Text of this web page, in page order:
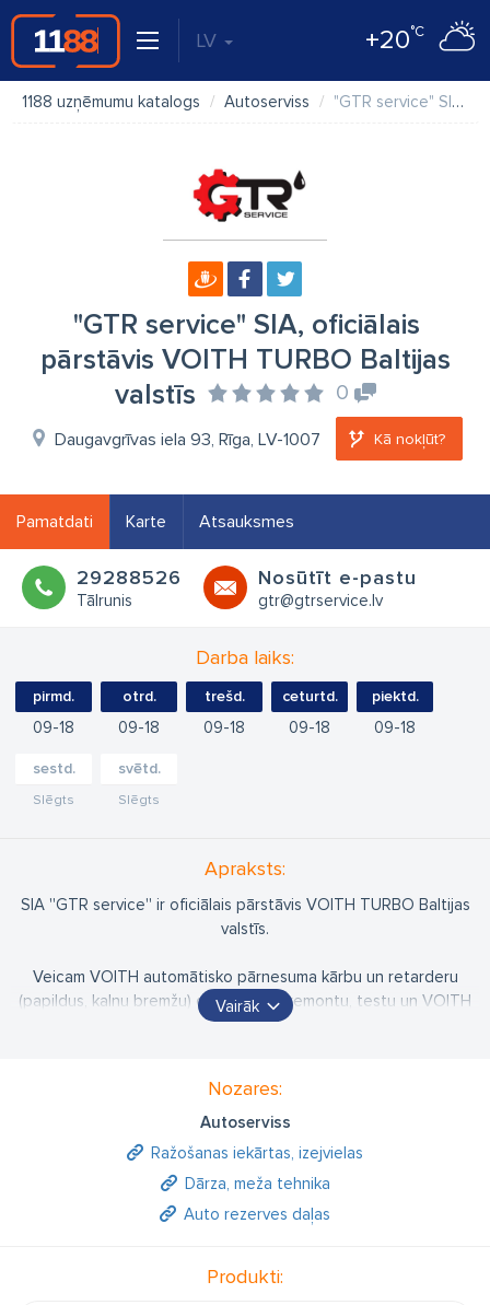
LV +20°C
1188 uzņēmumu katalogs Autoserviss "GTR service" SIA, oficiālais pārstāvis VOITH TURBO Baltijas valstīs
"GTR service" SIA, oficiālais
pārstāvis VOITH TURBO Baltijas
valstīs
0
Daugavgrīvas iela 93, Rīga, LV-1007 Kā nokļūt?
Pamatdati Karte Atsauksmes
29288526
Tālrunis
Nosūtīt e-pastu
gtr@gtrservice.lv
Darba laiks:
pirmd.
09 18
otrd.
09 18
trešd.
09 18
ceturtd.
09 18
piektd.
09 18
sestd.
Slēgts
svētd.
Slēgts
Apraksts:
SIA ''GTR service'' ir oficiālais pārstāvis VOITH TURBO Baltijas
valstīs.
Veicam VOITH automātisko pārnesuma kārbu un retarderu
(papildus, kalnu bremžu) diagnostiku, remontu, testu un VOITH
rezerves daļu tirdzniecību.
Veicam arī izbraukuma darbus pie klienta.
Vairāk
Nozares:
Autoserviss
Ražošanas iekārtas, izejvielas
Dārza, meža tehnika
Auto rezerves daļas
Produkti: